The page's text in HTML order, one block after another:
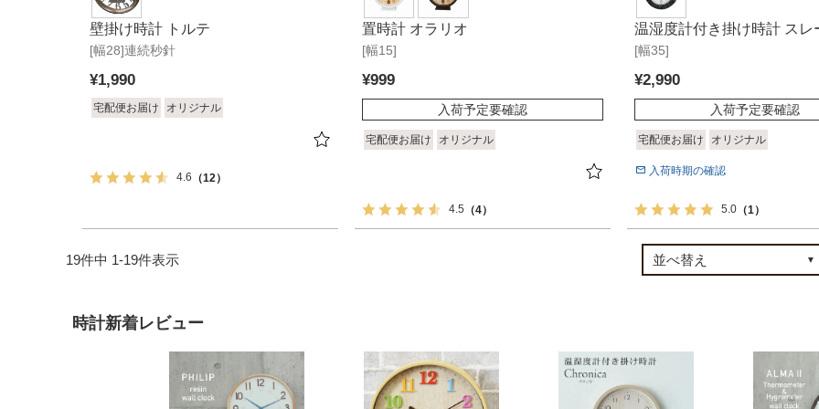
[幅28]連続秒針
壁掛け時計 トルテ
¥1,990
宅配便お届け オリジナル
4.6 （12）
[幅15]
置時計 オラリオ
¥999
入荷予定要確認
宅配便お届け オリジナル
4.5 （4）
[幅35]
温湿度計付き掛け時計 スレ
¥2,990
入荷予定要確認
宅配便お届け オリジナル
入荷時期の確認
5.0 （1）
19件中 1-19件表示
時計新着レビュー